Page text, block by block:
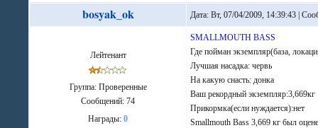
bosyak_ok Дата: Вт, 07/04/2009, 14:39:43 |
Лейтенант
Группа: Проверенные
Сообщений:74
Награды:0
SMALLMOUTH BASS
Где пойман экземпляр(база,
Лучшая насадка: червь
На какую снасть: донка
Ваш рекордный экземпляр:3,669кг
Прикормка(если нуждается):нет
Smallmouth Bass 3,669 кг был